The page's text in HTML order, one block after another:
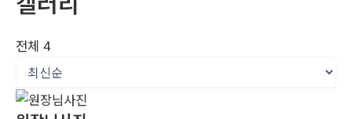
전체 4